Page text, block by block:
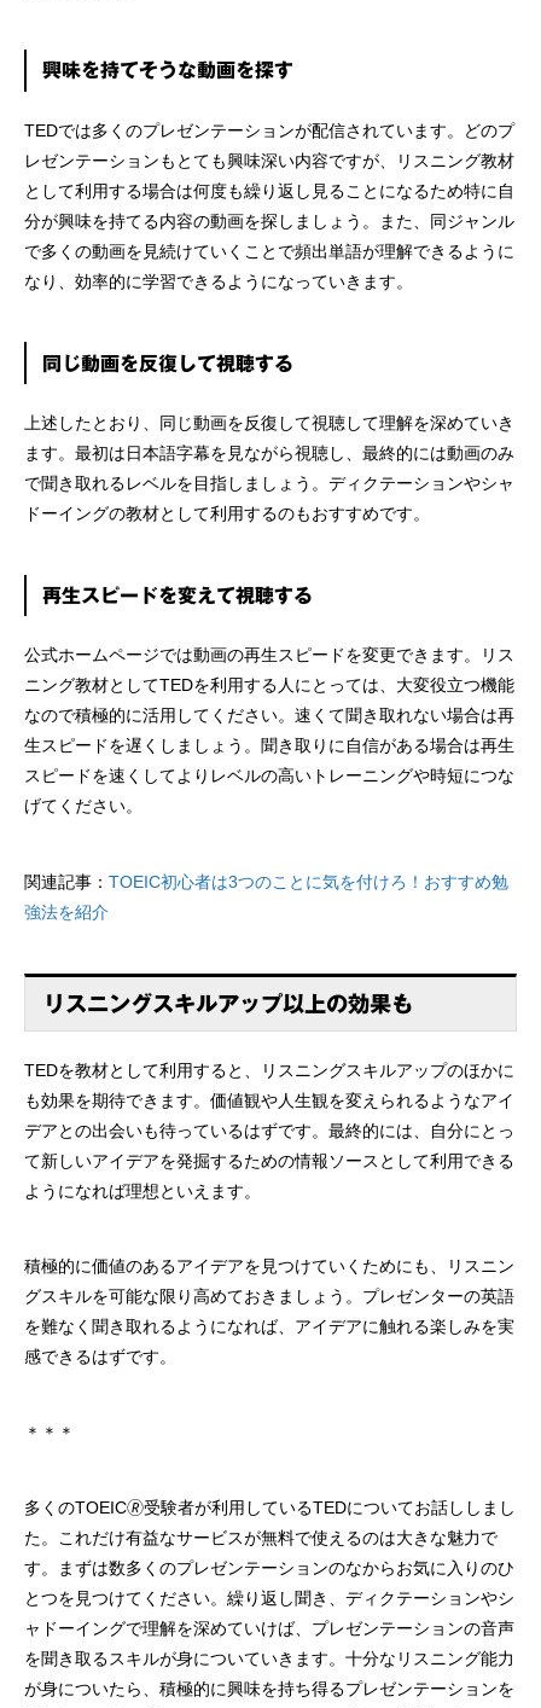
興味を持てそうな動画を探す
TEDでは多くのプレゼンテーションが配信されています。どのプ
レゼンテーションもとても興味深い内容ですが、リスニング教材
として利用する場合は何度も繰り返し見ることになるため特に自
分が興味を持てる内容の動画を探しましょう。また、同ジャンル
で多くの動画を見続けていくことで頻出単語が理解できるように
なり、効率的に学習できるようになっていきます。
同じ動画を反復して視聴する
上述したとおり、同じ動画を反復して視聴して理解を深めていき
ます。最初は日本語字幕を見ながら視聴し、最終的には動画のみ
で聞き取れるレベルを目指しましょう。ディクテーションやシャ
ドーイングの教材として利用するのもおすすめです。
再生スピードを変えて視聴する
公式ホームページでは動画の再生スピードを変更できます。リス
ニング教材としてTEDを利用する人にとっては、大変役立つ機能
なので積極的に活用してください。速くて聞き取れない場合は再
生スピードを遅くしましょう。聞き取りに自信がある場合は再生
スピードを速くしてよりレベルの高いトレーニングや時短につな
げてください。
関連記事： TOEIC初心者は3つのことに気を付けろ！おすすめ勉
強法を紹介
リスニングスキルアップ以上の効果も
TEDを教材として利用すると、リスニングスキルアップのほかに
も効果を期待できます。価値観や人生観を変えられるようなアイ
デアとの出会いも待っているはずです。最終的には、自分にとっ
て新しいアイデアを発掘するための情報ソースとして利用できる
ようになれば理想といえます。
積極的に価値のあるアイデアを見つけていくためにも、リスニン
グスキルを可能な限り高めておきましょう。プレゼンターの英語
を難なく聞き取れるようになれば、アイデアに触れる楽しみを実
感できるはずです。
＊＊＊
多くのTOEIC🄬受験者が利用しているTEDについてお話ししまし
た。これだけ有益なサービスが無料で使えるのは大きな魅力で
す。まずは数多くのプレゼンテーションのなからお気に入りのひ
とつを見つけてください。繰り返し聞き、ディクテーションやシ
ャドーイングで理解を深めていけば、プレゼンテーションの音声
を聞き取るスキルが身についていきます。十分なリスニング能力
が身についたら、積極的に興味を持ち得るプレゼンテーションを